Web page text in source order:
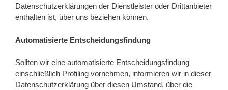
Datenschutzerklärungen der Dienstleister oder Drittanbieter
enthalten ist, über uns beziehen können.
Automatisierte Entscheidungsfindung
Sollten wir eine automatisierte Entscheidungsfindung
einschließlich Profiling vornehmen, informieren wir in dieser
Datenschutzerklärung über diesen Umstand, über die